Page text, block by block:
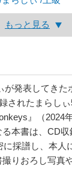
もっと見る
が発表してきた
されたまらし
』（2024
本書は、CD収
採譜し、本人
りおろし写真